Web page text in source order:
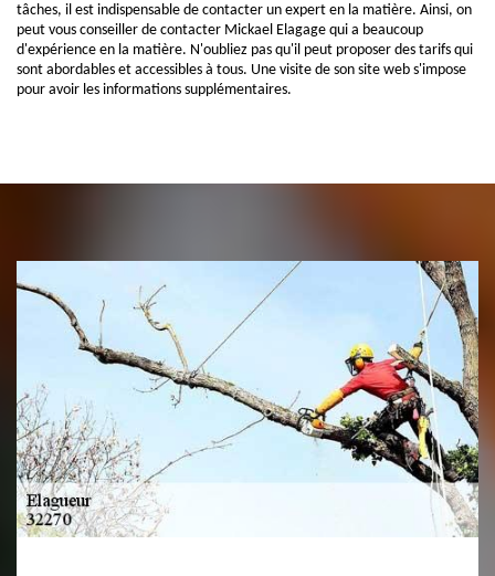
tâches, il est indispensable de contacter un expert en la matière. Ainsi, on
peut vous conseiller de contacter Mickael Elagage qui a beaucoup
d'expérience en la matière. N'oubliez pas qu'il peut proposer des tarifs qui
sont abordables et accessibles à tous. Une visite de son site web s'impose
pour avoir les informations supplémentaires.